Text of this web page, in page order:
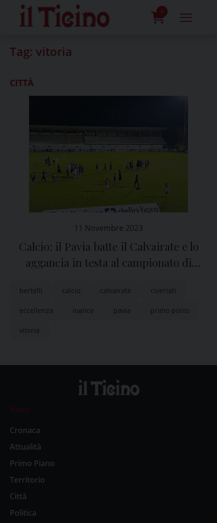
content
0
Tag: vitoria
CITTÀ
11 Novembre 2023
Calcio: il Pavia batte il Calvairate e lo
aggancia in testa al campionato di
bertelli calcio calvairate civeriati
eccellenza ioance pavia primo posto
vitoria
News
Cronaca
Attualità
Primo Piano
Territorio
Città
Politica